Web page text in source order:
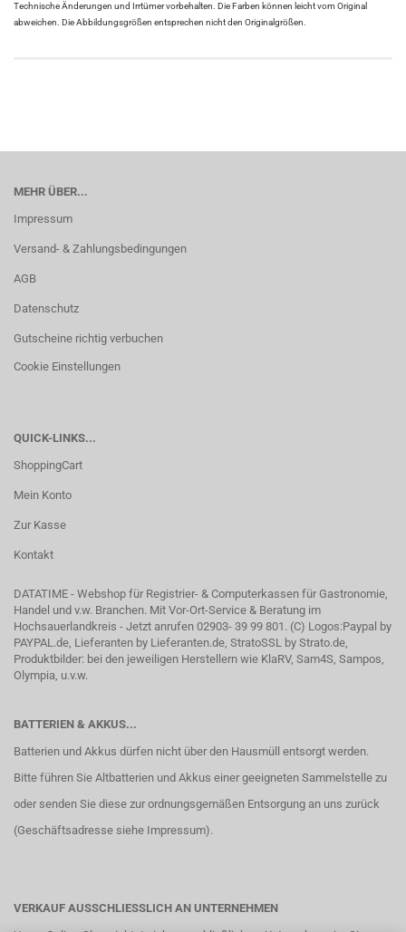
Technische Änderungen und Irrtümer vorbehalten. Die Farben können leicht vom Original
abweichen. Die Abbildungsgrößen entsprechen nicht den Originalgrößen.
MEHR ÜBER...
Impressum
Versand- & Zahlungsbedingungen
AGB
Datenschutz
Gutscheine richtig verbuchen
Cookie Einstellungen
QUICK-LINKS...
ShoppingCart
Mein Konto
Zur Kasse
Kontakt
DATATIME - Webshop für Registrier- & Computerkassen für Gastronomie,
Handel und v.w. Branchen. Mit Vor-Ort-Service & Beratung im
Hochsauerlandkreis - Jetzt anrufen 02903- 39 99 801. (C) Logos:Paypal by
PAYPAL.de, Lieferanten by Lieferanten.de, StratoSSL by Strato.de,
Produktbilder: bei den jeweiligen Herstellern wie KlaRV, Sam4S, Sampos,
Olympia, u.v.w.
BATTERIEN & AKKUS...
Batterien und Akkus dürfen nicht über den Hausmüll entsorgt werden.
Bitte führen Sie Altbatterien und Akkus einer geeigneten Sammelstelle zu
oder senden Sie diese zur ordnungsgemäßen Entsorgung an uns zurück
(Geschäftsadresse siehe Impressum).
VERKAUF AUSSCHLIESSLICH AN UNTERNEHMEN